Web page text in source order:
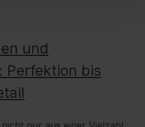
und
Perfektion bis